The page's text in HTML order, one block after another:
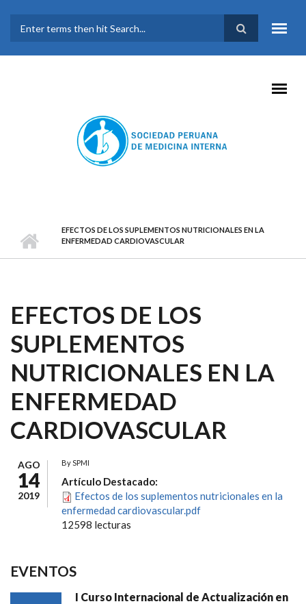
FORMULARIO DE
BÚSQUEDA
EFECTOS DE LOS SUPLEMENTOS NUTRICIONALES EN LA
ENFERMEDAD CARDIOVASCULAR
EFECTOS DE LOS
SUPLEMENTOS
NUTRICIONALES EN LA
ENFERMEDAD
CARDIOVASCULAR
AGO
14
2019
BySPMI
Artículo Destacado:
Efectos de los suplementos nutricionales en la
enfermedad cardiovascular.pdf
12598 lecturas
EVENTOS
I Curso Internacional de Actualización en